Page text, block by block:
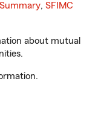
, SFIMC
about mutual